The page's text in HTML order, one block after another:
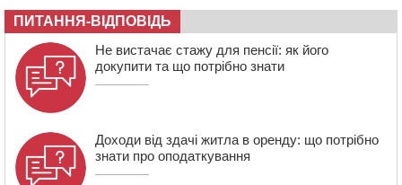
10:15 У Черкасах водій Audi Q5 спричинив аварію, не
пропустивши інший кросовер
ПИТАННЯ-ВІДПОВІДЬ
Не вистачає стажу для пенсії: як його
докупити та що потрібно знати
Доходи від здачі житла в оренду: що потрібно
знати про оподаткування